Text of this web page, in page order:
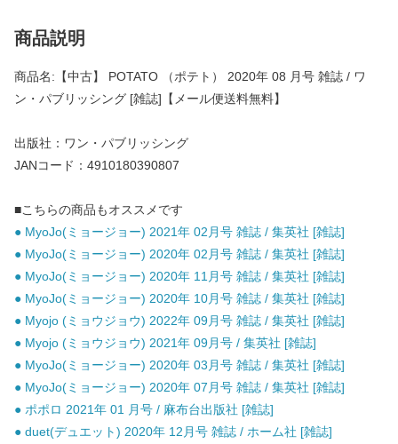
商品説明
商品名:【中古】 POTATO （ポテト） 2020年 08 月号 雑誌 / ワ
ン・パブリッシング [雑誌]【メール便送料無料】
出版社：ワン・パブリッシング
JANコード：4910180390807
■こちらの商品もオススメです
● MyoJo(ミョージョー) 2021年 02月号 雑誌 / 集英社 [雑誌]
● MyoJo(ミョージョー) 2020年 02月号 雑誌 / 集英社 [雑誌]
● MyoJo(ミョージョー) 2020年 11月号 雑誌 / 集英社 [雑誌]
● MyoJo(ミョージョー) 2020年 10月号 雑誌 / 集英社 [雑誌]
● Myojo (ミョウジョウ) 2022年 09月号 雑誌 / 集英社 [雑誌]
● Myojo (ミョウジョウ) 2021年 09月号 / 集英社 [雑誌]
● MyoJo(ミョージョー) 2020年 03月号 雑誌 / 集英社 [雑誌]
● MyoJo(ミョージョー) 2020年 07月号 雑誌 / 集英社 [雑誌]
● ポポロ 2021年 01 月号 / 麻布台出版社 [雑誌]
● duet(デュエット) 2020年 12月号 雑誌 / ホーム社 [雑誌]